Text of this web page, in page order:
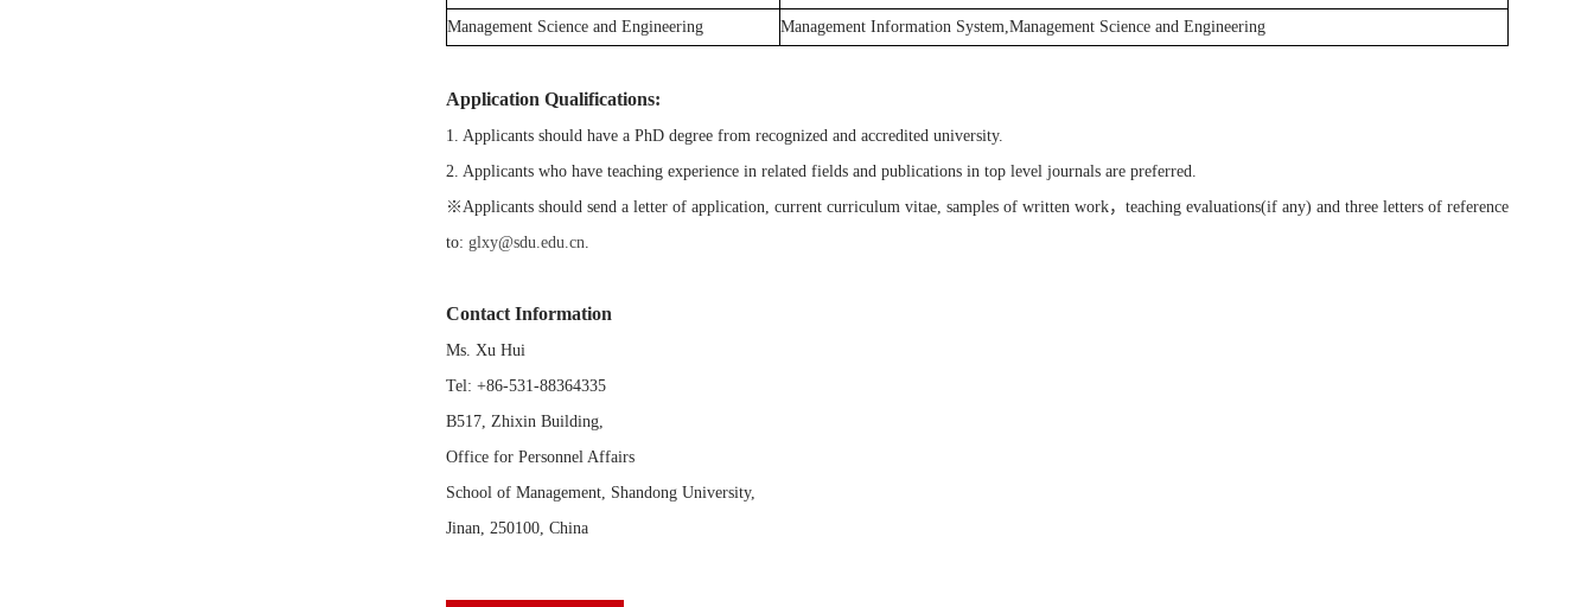
Management Science and Engineering Management Information System,Management Science and Engineering
Application Qualifications:
1. Applicants should have a PhD degree from recognized and accredited university.
2. Applicants who have teaching experience in related fields and publications in top level journals are preferred.
※Applicants should send a letter of application, current curriculum vitae, samples of written work，teaching evaluations(if any) and three letters of reference
to: glxy@sdu.edu.cn.
Contact Information
Ms. Xu Hui
Tel: +86-531-88364335
B517, Zhixin Building,
Office for Personnel Affairs
School of Management, Shandong University,
Jinan, 250100, China